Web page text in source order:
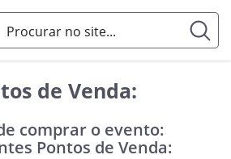
de Venda:
comprar o evento:
Pontos de Venda: